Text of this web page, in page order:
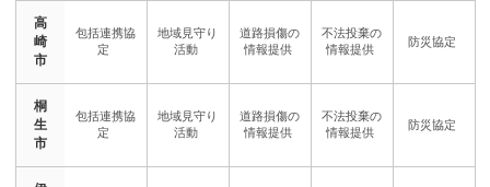
高
崎
市
桐
生
市